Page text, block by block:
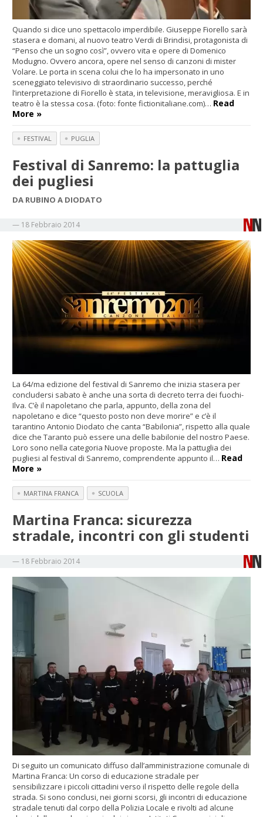
Quando si dice uno spettacolo imperdibile. Giuseppe Fiorello sarà
stasera e domani, al nuovo teatro Verdi di Brindisi, protagonista di
“Penso che un sogno così”, ovvero vita e opere di Domenico
Modugno. Ovvero ancora, opere nel senso di canzoni di mister
Volare. Le porta in scena colui che lo ha impersonato in uno
sceneggiato televisivo di straordinario successo, perché
l’interpretazione di Fiorello è stata, in televisione, meravigliosa. E in
teatro è la stessa cosa. (foto: fonte fictionitaliane.com)… Read
More »
FESTIVAL PUGLIA
Festival di Sanremo: la pattuglia
dei pugliesi
DA RUBINO A DIODATO
— 18 Febbraio 2014
La 64/ma edizione del festival di Sanremo che inizia stasera per
concludersi sabato è anche una sorta di decreto terra dei fuochi-
Ilva. C’è il napoletano che parla, appunto, della zona del
napoletano e dice “questo posto non deve morire” e c’è il
tarantino Antonio Diodato che canta “Babilonia”, rispetto alla quale
dice che Taranto può essere una delle babilonie del nostro Paese.
Loro sono nella categoria Nuove proposte. Ma la pattuglia dei
pugliesi al festival di Sanremo, comprendente appunto il… Read
More »
MARTINA FRANCA SCUOLA
Martina Franca: sicurezza
stradale, incontri con gli studenti
— 18 Febbraio 2014
Di seguito un comunicato diffuso dall’amministrazione comunale di
Martina Franca: Un corso di educazione stradale per
sensibilizzare i piccoli cittadini verso il rispetto delle regole della
strada. Si sono conclusi, nei giorni scorsi, gli incontri di educazione
stradale tenuti dal corpo della Polizia Locale e rivolti ad alcune